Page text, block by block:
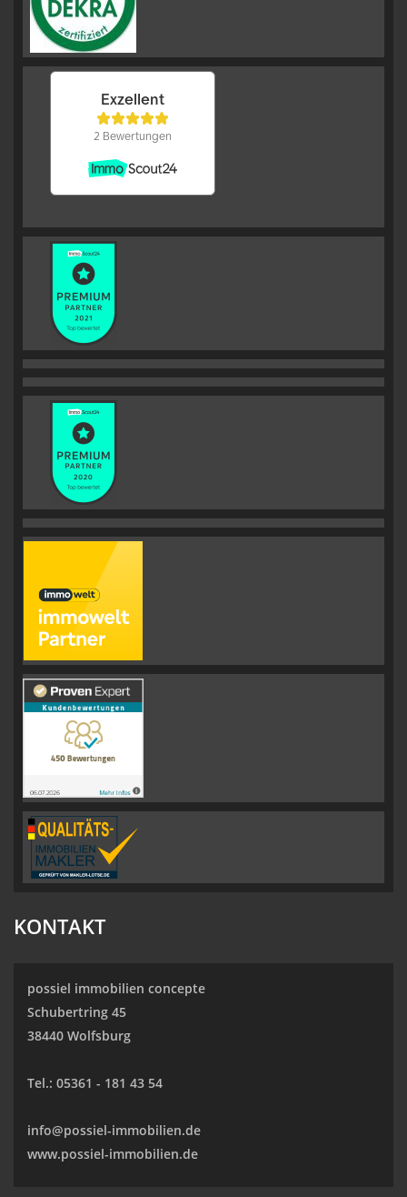
KONTAKT
possiel immobilien concepte
Schubertring 45
38440 Wolfsburg
Tel.: 05361 - 181 43 54
info@possiel-immobilien.de
www.possiel-immobilien.de